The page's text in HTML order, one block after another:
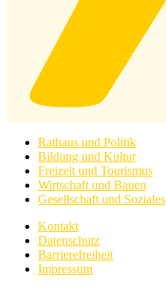
Rathaus und Politik
Bildung und Kultur
Freizeit und Tourismus
Wirtschaft und Bauen
Gesellschaft und Soziales
Kontakt
Datenschutz
Barrierefreiheit
Impressum